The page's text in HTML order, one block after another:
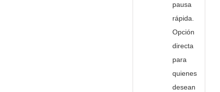
pausa
rápida.
Opción
directa
para
quienes
desean